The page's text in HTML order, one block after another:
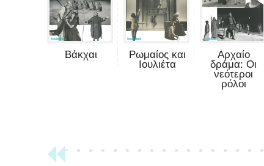
Βάκχαι
Ρωμαίος και
Ιουλιέτα
Αρχαίο
δράμα: Οι
νεότεροι
ρόλοι